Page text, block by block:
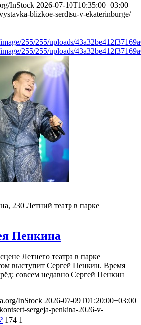
InStock 2026-07-10T10:35:00+03:00
blizkoe-serdtsu-v-ekaterinburge/
255/255/uploads/
255/255/uploads/
230 Летний театр в парке
Пенкина
Летнего театра в парке
выступит Сергей Пенкин. Время
совсем недавно Сергей Пенкин
InStock 2026-07-09T01:20:00+03:00
sergeja-penkina-2026-v-
174 1